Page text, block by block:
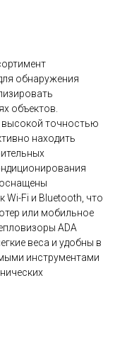
обнаружения
объектов.
высокой точностью
находить
оснащены
Wi-Fi и Bluetooth, что
или мобильное
ADA
веса и удобны в
инструментами